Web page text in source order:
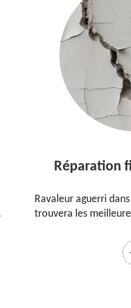
SG Toiture est un
88 Vosges qui peut
pas cher